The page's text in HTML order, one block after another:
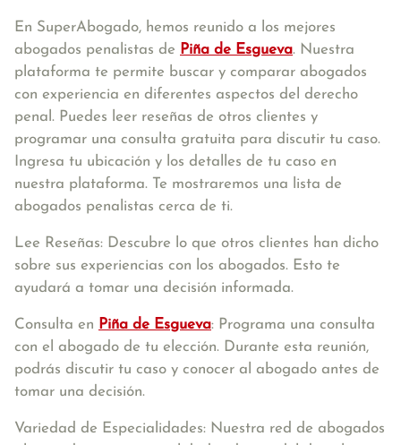
En SuperAbogado, hemos reunido a los mejores
abogados penalistas de Piña de Esgueva. Nuestra
plataforma te permite buscar y comparar abogados
con experiencia en diferentes aspectos del derecho
penal. Puedes leer reseñas de otros clientes y
programar una consulta gratuita para discutir tu caso.
Ingresa tu ubicación y los detalles de tu caso en
nuestra plataforma. Te mostraremos una lista de
abogados penalistas cerca de ti.
Lee Reseñas: Descubre lo que otros clientes han dicho
sobre sus experiencias con los abogados. Esto te
ayudará a tomar una decisión informada.
Consulta en Piña de Esgueva: Programa una consulta
con el abogado de tu elección. Durante esta reunión,
podrás discutir tu caso y conocer al abogado antes de
tomar una decisión.
Variedad de Especialidades: Nuestra red de abogados